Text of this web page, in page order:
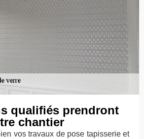
qualifiés prendront
chantier
vos travaux de pose tapisserie et